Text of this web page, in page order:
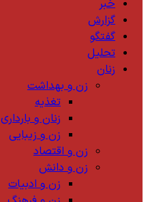
خبر
گزارش
گفتگو
تحلیل
زنان
زن و بهداشت
تغذیه
زنان و بارداری
زن و زیبایی
زن و اقتصاد
زن و دانش
زن و ادبیات